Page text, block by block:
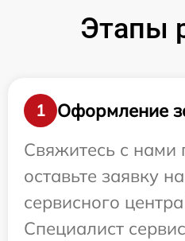
Этапы
1
Оформление
Свяжитесь с нами
оставьте заявку
сервисного
Специалист